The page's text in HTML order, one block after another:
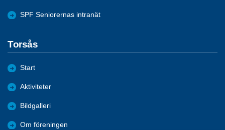
SPF Seniorernas intranät
Torsås
Start
Aktiviteter
Bildgalleri
Om föreningen